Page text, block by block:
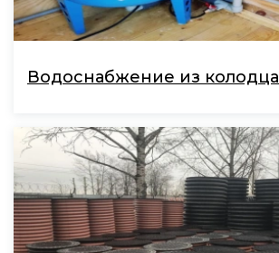
Водоснабжение из колодца